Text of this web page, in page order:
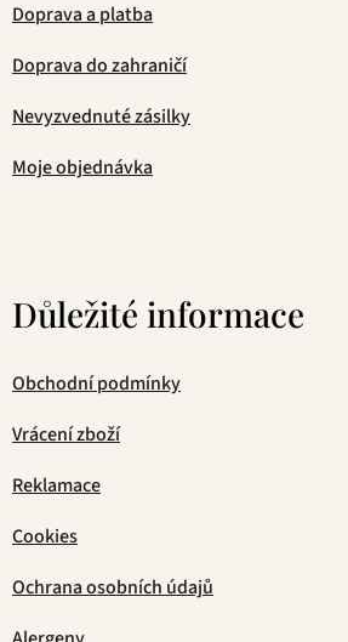
Doprava a platba
Doprava do zahraničí
Nevyzvednuté zásilky
Moje objednávka
Důležité informace
Obchodní podmínky
Vrácení zboží
Reklamace
Cookies
Ochrana osobních údajů